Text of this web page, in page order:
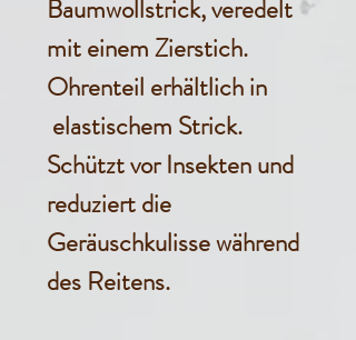
Baumwollstrick, veredelt
mit einem Zierstich.
Ohrenteil erhältlich in
elastischem Strick.
Schützt vor Insekten und
reduziert die
Geräuschkulisse während
des Reitens.